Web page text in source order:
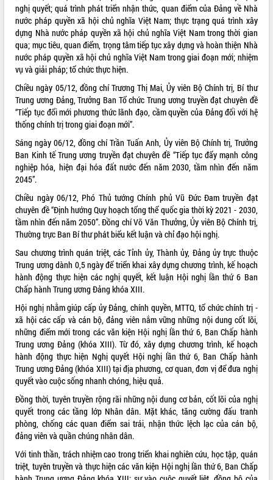
Diễn đàn Kinh tế tư nhân Việt Nam đột
phá cơ chế - Hợp tác công tư
Đề án 06 tạo bước ngoặt đột phá trong
cải cách hành chính tỉnh Đắk Lắk
Kết nối tour, đẩy mạnh chuyển đổi số
để phát triển du lịch Đắk Lắk
Khởi động Dự án Đầu tư xây dựng hạ
tầng kỹ thuật Cụm công nghiệp Tân
Tiến
Gặp mặt các cơ quan báo chí nhân Kỷ
niệm 101 năm Ngày Báo chí Cách
mạng Việt Nam
Đắk Lắk sơ kết 4 năm triển khai thực
hiện Đề án 06 của Chính phủ
Họp báo thông tin về Hội nghị Công bố
Quy hoạch và Xúc tiến đầu tư tỉnh Đắk
Lắk
Khơi thông điểm nghẽn, đẩy nhanh
giải ngân vốn khắc phục thiên tai
HĐND tỉnh thông qua điều chỉnh Quy
hoạch tỉnh thời kỳ 2021-2030
Hội thảo góp ý hồ sơ điều chỉnh quy
hoạch tỉnh Đắk Lắk thời kỳ 2021-2030,
tầm nhìn đến năm 2050
Nâng cao hiệu quả hoạt động của các
doanh nghiệp nhà nước
Hội nghị triển khai kết nối mạng
truyền số liệu chuyên dùng phục vụ cơ
quan Đảng, Nhà nước
Lễ phát động chuỗi hoạt động chung
tay làm sạch môi trường
Xã Ea Kar bước chuyển mình trong
công tác cải cách hành chính mô hình
mới
UBND tỉnh họp báo định kỳ tháng 4
năm 2026
nghị quyết; quá trình phát triển nhận thức, quan điểm của Đảng về Nhà
nước pháp quyền xã hội chủ nghĩa Việt Nam; thực trạng quá trình xây
dựng Nhà nước pháp quyền xã hội chủ nghĩa Việt Nam trong thời gian
qua; mục tiêu, quan điểm, trọng tâm tiếp tục xây dựng và hoàn thiện Nhà
nước pháp quyền xã hội chủ nghĩa Việt Nam trong giai đoạn mới; nhiệm
vụ và giải pháp; tổ chức thực hiện.
Chiều ngày 05/12, đồng chí Trương Thị Mai, Ủy viên Bộ Chính trị, Bí thư
Trung ương Đảng, Trưởng Ban Tổ chức Trung ương truyền đạt chuyên đề
“Tiếp tục đổi mới phương thức lãnh đạo, cầm quyền của Đảng đối với hệ
thống chính trị trong giai đoạn mới”.
Sáng ngày 06/12, đồng chí Trần Tuấn Anh, Ủy viên Bộ Chính trị, Trưởng
Ban Kinh tế Trung ương truyền đạt chuyên đề “Tiếp tục đẩy mạnh công
nghiệp hóa, hiện đại hóa đất nước đến năm 2030, tầm nhìn đến năm
2045”.
Chiều ngày 06/12, Phó Thủ tướng Chính phủ Vũ Đức Đam truyền đạt
chuyên đề “Định hướng Quy hoạch tổng thể quốc gia thời kỳ 2021 - 2030,
tầm nhìn đến năm 2050”. Đồng chí Võ Văn Thưởng, Ủy viên Bộ Chính trị,
Thường trực Ban Bí thư phát biểu kết luận và chỉ đạo hội nghị.
Sau chương trình quán triệt, các Tỉnh ủy, Thành ủy, Đảng ủy trực thuộc
Trung ương dành 0,5 ngày để triển khai xây dựng chương trình, kế hoạch
hành động thực hiện các nghị quyết, kết luận Hội nghị lần thứ 6 Ban
Chấp hành Trung ương Đảng khóa XIII.
Hội nghị nhằm giúp cấp ủy Đảng, chính quyền, MTTQ, tổ chức chính trị -
xã hội các cấp và cán bộ, đảng viên nắm vững những nội dung cốt lõi,
những điểm mới trong các văn kiện Hội nghị lần thứ 6, Ban Chấp hành
Trung ương Đảng (khóa XIII). Từ đó, xây dựng chương trình, kế hoạch
hành động thực hiện Nghị quyết Hội nghị lần thứ 6, Ban Chấp hành
Trung ương Đảng (khóa XIII) tại địa phương, cơ quan, đơn vị để đưa nghị
quyết vào cuộc sống nhanh chóng, hiệu quả.
Đồng thời, tuyên truyền rộng rãi những nội dung cơ bản, cốt lõi của nghị
quyết trong các tầng lớp Nhân dân. Mặt khác, tăng cường đấu tranh
phòng, chống các quan điểm sai trái, nhận thức lệch lạc của cán bộ,
đảng viên và quần chúng nhân dân.
Với tinh thần, trách nhiệm cao trong triển khai nghiên cứu, học tập, quán
triệt, tuyên truyền và thực hiện các văn kiện Hội nghị lần thứ 6, Ban Chấp